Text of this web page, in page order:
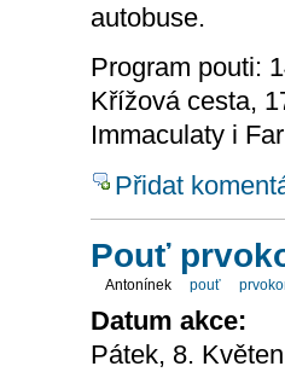
autobuse.
Program pouti:
Křížová cesta,
Immaculaty i
Přidat
Pouť
Antonínek pouť
Datum akce:
Pátek, 8.